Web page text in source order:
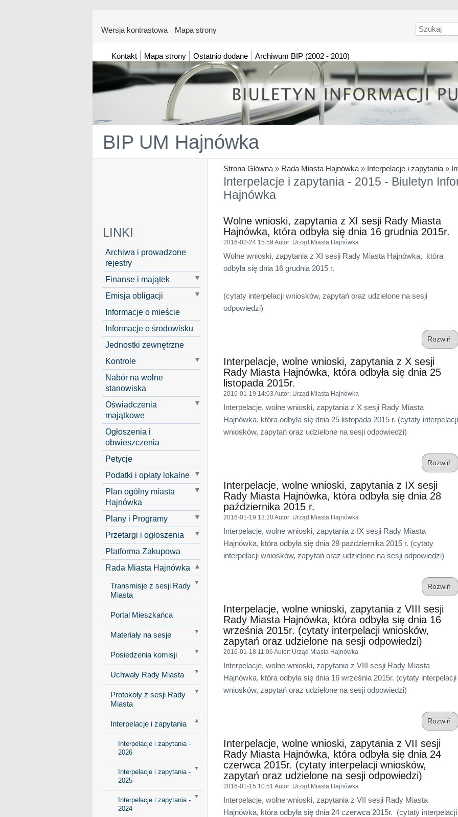
Wersja kontrastowa Mapa strony Szukaj
Kontakt Mapa strony Ostatnio dodane Archiwum BIP (2002 - 2010)
BIP UM Hajnówka
Strona Główna » Rada Miasta Hajnówka » Interpelacje i zapytania »
Interpelacje i zapytania - 2015 - Biuletyn
Hajnówka
LINKI
Archiwa i prowadzone
rejestry
Finanse i majątek
Emisja obligacji
Informacje o mieście
Informacje o środowisku
Jednostki zewnętrzne
Kontrole
Nabór na wolne
stanowiska
Oświadczenia
majątkowe
Ogłoszenia i
obwieszczenia
Petycje
Podatki i opłaty lokalne
Plan ogólny miasta
Hajnówka
Plany i Programy
Przetargi i ogłoszenia
Platforma Zakupowa
Rada Miasta Hajnówka
Transmisje z sesji Rady
Miasta
Portal Mieszkańca
Materiały na sesje
Posiedzenia komisji
Uchwały Rady Miasta
Protokoły z sesji Rady
Miasta
Interpelacje i zapytania
Interpelacje i zapytania -
2026
Interpelacje i zapytania -
2025
Interpelacje i zapytania -
2024
Wolne wnioski, zapytania z XI sesji Rady Miasta
Hajnówka, która odbyła się dnia 16 grudnia 2015r.
2016-02-24 15:59 Autor: Urząd Miasta Hajnówka
Wolne wnioski, zapytania z XI sesji Rady Miasta Hajnówka, która
odbyła się dnia 16 grudnia 2015 r.
(cytaty interpelacji wniosków, zapytań oraz udzielone na sesji
odpowiedzi)
Rozwiń
Interpelacje, wolne wnioski, zapytania z X sesji
Rady Miasta Hajnówka, która odbyła się dnia 25
listopada 2015r.
2016-01-19 14:03 Autor: Urząd Miasta Hajnówka
Interpelacje, wolne wnioski, zapytania z X sesji Rady Miasta
Hajnówka, która odbyła się dnia 25 listopada 2015 r. (cytaty interpelacji
wniosków, zapytań oraz udzielone na sesji odpowiedzi)
Rozwiń
Interpelacje, wolne wnioski, zapytania z IX sesji
Rady Miasta Hajnówka, która odbyła się dnia 28
października 2015 r.
2016-01-19 13:20Autor: Urząd Miasta Hajnówka
Interpelacje, wolne wnioski, zapytania z IX sesji Rady Miasta
Hajnówka, która odbyła się dnia 28 października 2015 r. (cytaty
interpelacji wniosków, zapytań oraz udzielone na sesji odpowiedzi)
Rozwiń
Interpelacje, wolne wnioski, zapytania z VIII sesji
Rady Miasta Hajnówka, która odbyła się dnia 16
września 2015r. (cytaty interpelacji wniosków,
zapytań oraz udzielone na sesji odpowiedzi)
2016-01-18 11:06 Autor: Urząd Miasta Hajnówka
Interpelacje, wolne wnioski, zapytania z VIII sesji Rady Miasta
Hajnówka, która odbyła się dnia 16 września 2015r. (cytaty interpelacji
wniosków, zapytań oraz udzielone na sesji odpowiedzi)
Rozwiń
Interpelacje, wolne wnioski, zapytania z VII sesji
Rady Miasta Hajnówka, która odbyła się dnia 24
czerwca 2015r. (cytaty interpelacji wniosków,
zapytań oraz udzielone na sesji odpowiedzi)
2016-01-15 10:51 Autor: Urząd Miasta Hajnówka
Interpelacje, wolne wnioski, zapytania z VII sesji Rady Miasta
Hajnówka, która odbyła się dnia 24 czerwca 2015r. (cytaty interpelacji